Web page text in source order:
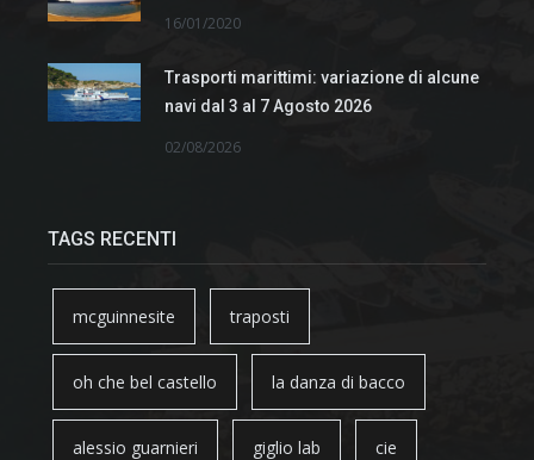
16/01/2020
Trasporti marittimi: variazione di alcune
navi dal 3 al 7 Agosto 2026
02/08/2026
TAGS RECENTI
mcguinnesite traposti
oh che bel castello la danza di bacco
alessio guarnieri giglio lab cie